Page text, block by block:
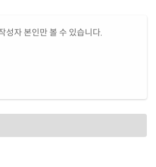
성자 본인만 볼 수 있습니다.